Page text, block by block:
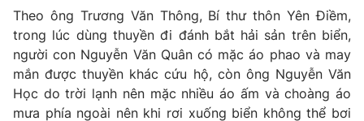
cấp ngày 29/12/2023
Tổng Biên tập:
Vũ Thanh Thủy
Phó Tổng Biên tập:
Nguyễn Thị Mỹ Hạnh, Phạm Quốc Thắng,
Nguyễn Trọng Ninh
Tổng đài VTV: 024.38 355 931 - 024.38 355 932
Theo ông Trương Văn Thông, Bí thư thôn Yên Điềm,
trong lúc dùng thuyền đi đánh bắt hải sản trên biển,
người con Nguyễn Văn Quân có mặc áo phao và may
mắn được thuyền khác cứu hộ, còn ông Nguyễn Văn
Học do trời lạnh nên mặc nhiều áo ấm và choàng áo
mưa phía ngoài nên khi rơi xuống biển không thể bơi